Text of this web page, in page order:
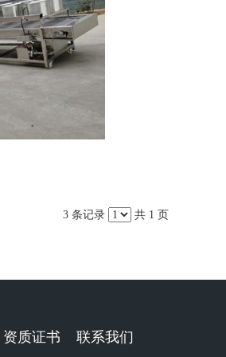
3 条记录 共 1 页
资质证书 联系我们